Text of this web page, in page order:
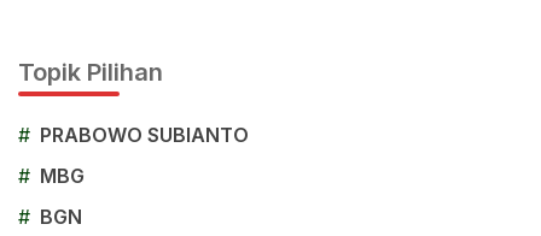
Topik Pilihan
# PRABOWO SUBIANTO
# MBG
# BGN